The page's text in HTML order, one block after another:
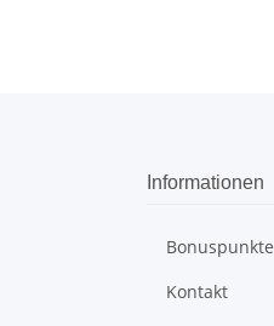
Informationen
Bonuspunkte
Kontakt